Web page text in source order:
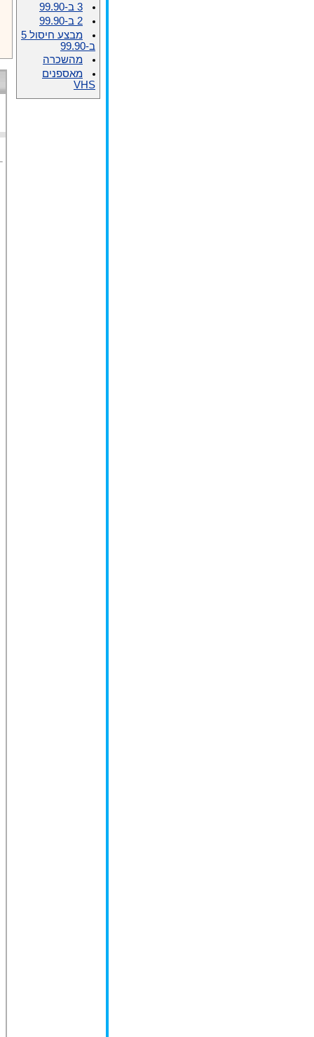
3 ב-99.90
2 ב-99.90
מבצע חיסול 5
ב-99.90
מהשכרה
מאספנים
VHS